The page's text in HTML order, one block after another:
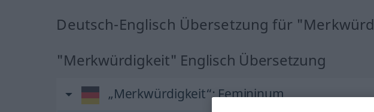
Deutsch-Englisch Übersetzung für
"Merkwürdigkeit" Englisch Übersetzung
„Merkwürdigkeit“: Femininum